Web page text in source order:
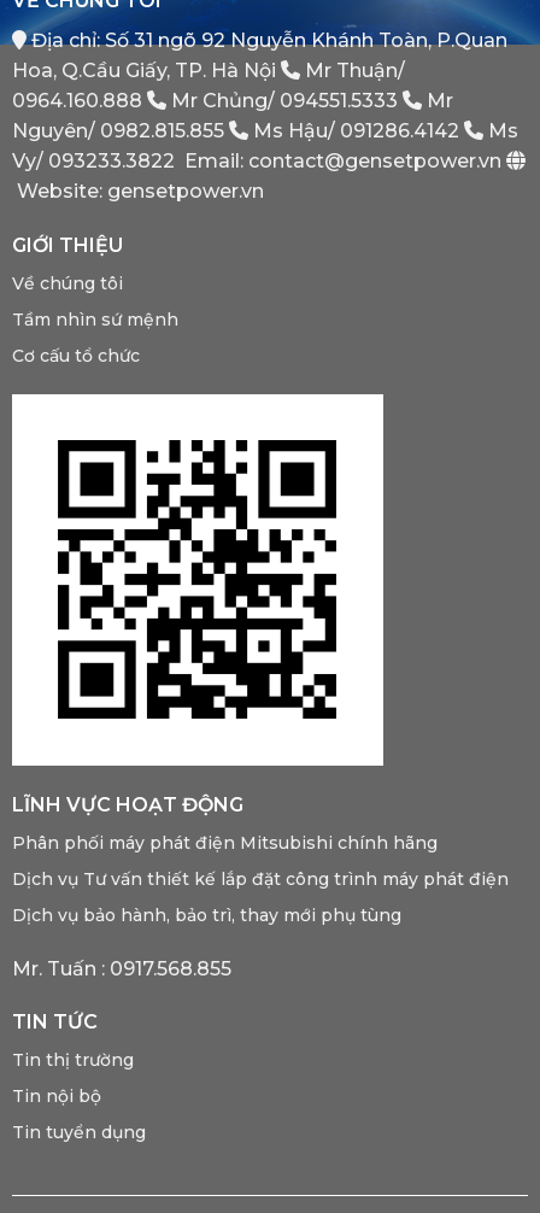
Phát
Dự
Phòng
Bắt
Phải
Có?
Địa chỉ: Số 31 ngõ 92 Nguyễn Khánh Toàn, P.Quan
Hoa, Q.Cầu Giấy, TP. Hà Nội
Mr Thuận/
0964.160.888
Mr Chủng/ 094551.5333
Mr
Nguyên/ 0982.815.855 Ms Hậu/ 091286.4142
Ms
Vy/ 093233.3822
Email: contact@gensetpower.vn
Website: gensetpower.vn
GIỚI THIỆU
Về chúng tôi
Tầm nhìn sứ mệnh
Cơ cấu tổ chức
LĨNH VỰC HOẠT ĐỘNG
Phân phối máy phát điện Mitsubishi chính hãng
Dịch vụ Tư vấn thiết kế lắp đặt công trình máy phát điện
Dịch vụ bảo hành, bảo trì, thay mới phụ tùng
Mr. Tuấn : 0917.568.855
TIN TỨC
Tin thị trường
Tin nội bộ
Tin tuyển dụng